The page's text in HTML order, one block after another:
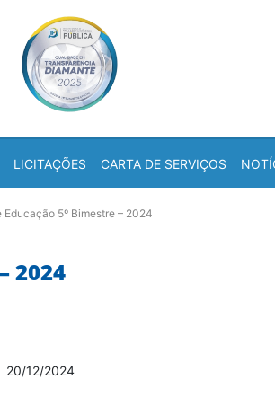
LICITAÇÕES CARTA DE SERVIÇOS
Educação 5º Bimestre – 2024
2024
20/12/2024